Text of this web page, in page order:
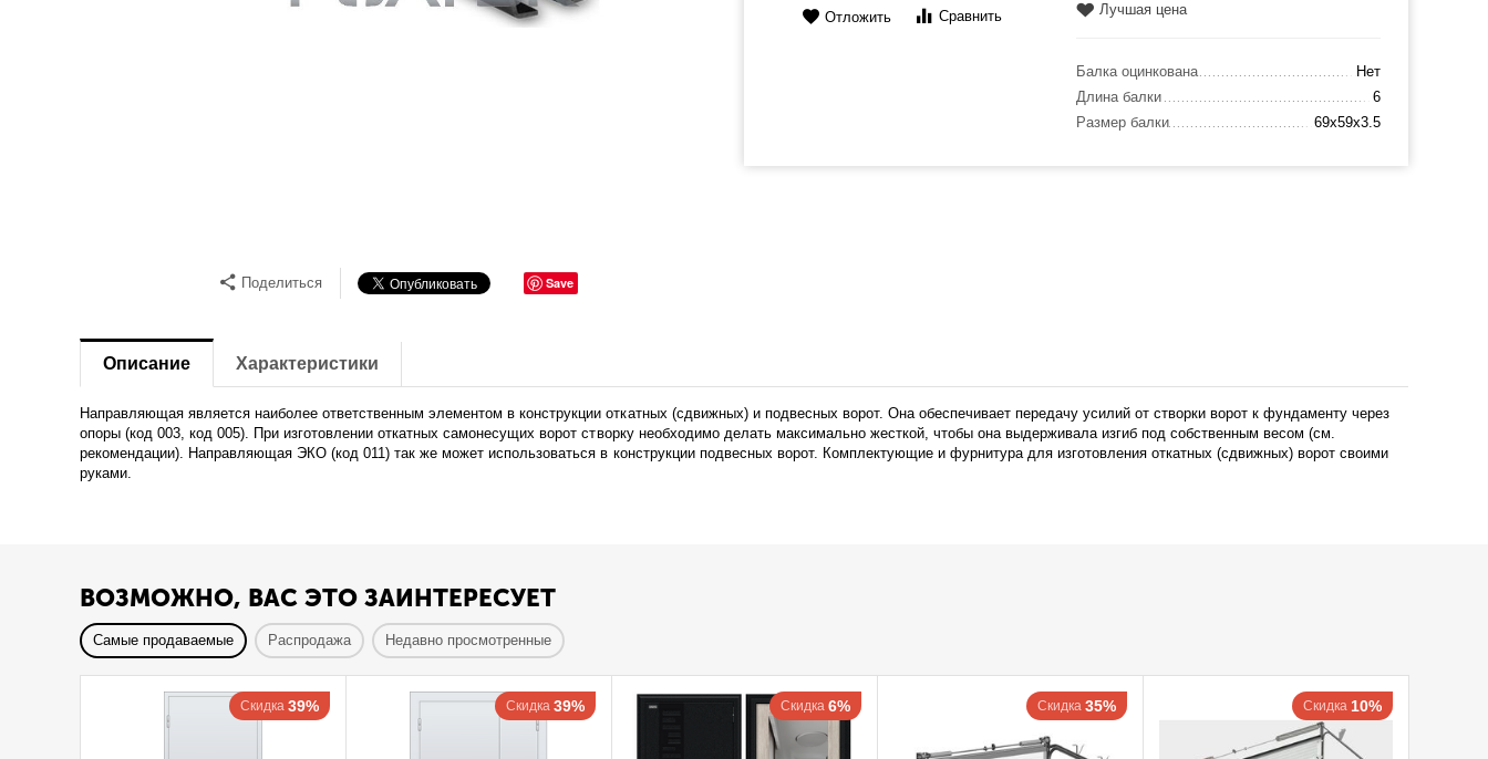
Поделиться Save
Отложить Сравнить
Лучшая цена
Балка оцинкована
Нет
Длина балки
6
Размер балки
69x59x3.5
Описание Характеристики
Направляющая является наиболее ответственным элементом в конструкции откатных (сдвижных) и подвесных ворот. Она обеспечивает передачу усилий от створки ворот к фундаменту через
опоры (код 003, код 005). При изготовлении откатных самонесущих ворот створку необходимо делать максимально жесткой, чтобы она выдерживала изгиб под собственным весом (см.
рекомендации). Направляющая ЭКО (код 011) так же может использоваться в конструкции подвесных ворот. Комплектующие и фурнитура для изготовления откатных (сдвижных) ворот своими
руками.
ВОЗМОЖНО, ВАС ЭТО ЗАИНТЕРЕСУЕТ
Самые продаваемые Распродажа Недавно просмотренные
Скидка 39% Скидка 39% Скидка 6% Скидка 35% Скидка 10%